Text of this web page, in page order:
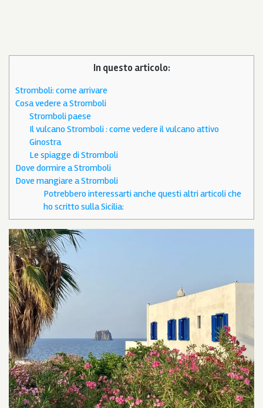
In questo articolo:
Stromboli: come arrivare
Cosa vedere a Stromboli
Stromboli paese
Il vulcano Stromboli : come vedere il vulcano attivo
Ginostra
Le spiagge di Stromboli
Dove dormire a Stromboli
Dove mangiare a Stromboli
Potrebbero interessarti anche questi altri articoli che
ho scritto sulla Sicilia: